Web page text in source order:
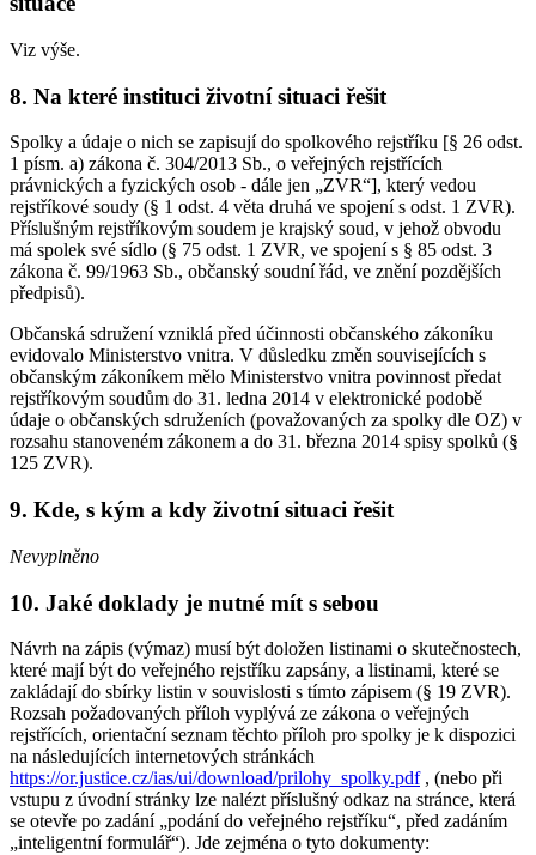
Viz výše.
8. Na které instituci životní situaci řešit
Spolky a údaje o nich se zapisují do spolkového rejstříku [§ 26 odst.
1 písm. a) zákona č. 304/2013 Sb., o veřejných rejstřících
právnických a fyzických osob - dále jen „ZVR“], který vedou
rejstříkové soudy (§ 1 odst. 4 věta druhá ve spojení s odst. 1 ZVR).
Příslušným rejstříkovým soudem je krajský soud, v jehož obvodu
má spolek své sídlo (§ 75 odst. 1 ZVR, ve spojení s § 85 odst. 3
zákona č. 99/1963 Sb., občanský soudní řád, ve znění pozdějších
předpisů).
Občanská sdružení vzniklá před účinnosti občanského zákoníku
evidovalo Ministerstvo vnitra. V důsledku změn souvisejících s
občanským zákoníkem mělo Ministerstvo vnitra povinnost předat
rejstříkovým soudům do 31. ledna 2014 v elektronické podobě
údaje o občanských sdruženích (považovaných za spolky dle OZ) v
rozsahu stanoveném zákonem a do 31. března 2014 spisy spolků (§
125 ZVR).
9. Kde, s kým a kdy životní situaci řešit
Nevyplněno
10. Jaké doklady je nutné mít s sebou
Návrh na zápis (výmaz) musí být doložen listinami o skutečnostech,
které mají být do veřejného rejstříku zapsány, a listinami, které se
zakládají do sbírky listin v souvislosti s tímto zápisem (§ 19 ZVR).
Rozsah požadovaných příloh vyplývá ze zákona o veřejných
rejstřících, orientační seznam těchto příloh pro spolky je k dispozici
na následujících internetových stránkách
https://or.justice.cz/ias/ui/download/prilohy_spolky.pdf, (nebo při
vstupu z úvodní stránky lze nalézt příslušný odkaz na stránce, která
se otevře po zadání „podání do veřejného rejstříku“, před zadáním
„inteligentní formulář“). Jde zejména o tyto dokumenty: